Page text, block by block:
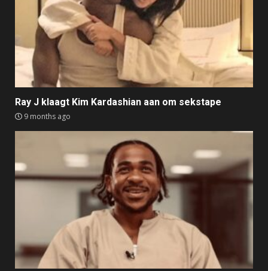
Ray J klaagt Kim Kardashian aan om sekstape
9 months ago